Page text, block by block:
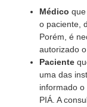
Médico
o paciente,
Porém, é
autorizado
Paciente
uma das
informado
PIÁ. A